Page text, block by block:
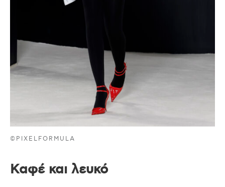
©PIXELFORMULA
Καφέ και λευκό